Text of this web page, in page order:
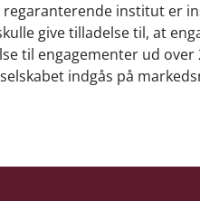
institut er
give tilladelse til, at
til engagementer ud
indgås på